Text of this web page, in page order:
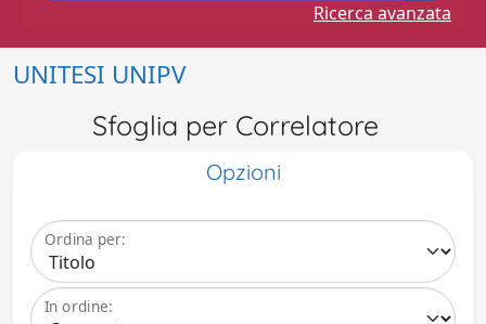
Ricerca avanzata
UNITESI UNIPV
Sfoglia per Correlatore
Opzioni
Ordina per:
In ordine: